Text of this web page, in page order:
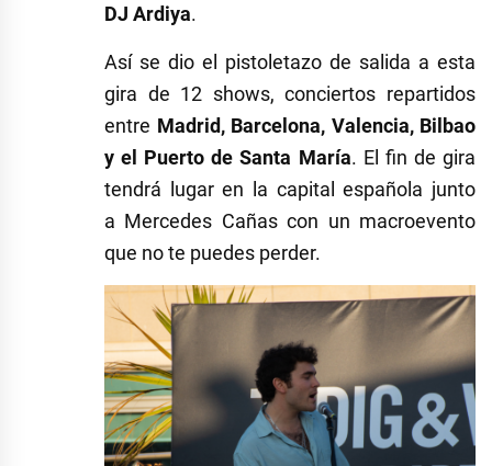
DJ Ardiya.
Así se dio el pistoletazo de salida a esta
gira de 12 shows, conciertos repartidos
entre Madrid, Barcelona, Valencia, Bilbao
y el Puerto de Santa María. El fin de gira
tendrá lugar en la capital española junto
a Mercedes Cañas con un macroevento
que no te puedes perder.